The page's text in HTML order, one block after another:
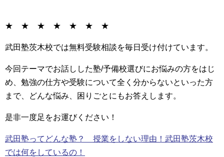
★ ★ ★ ★ ★ ★ ★
武田塾茨木校では無料受験相談を毎日受け付けています。
今回テーマでお話しした塾/予備校選びにお悩みの方をはじ
め、勉強の仕方や受験について全く分からないといった方
まで、どんな悩み、困りごとにもお答えします。
是非一度足をお運びください！
武田塾ってどんな塾？ 授業をしない理由！武田塾茨木校
では何をしているの！